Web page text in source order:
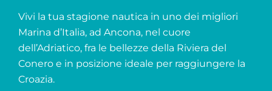
Vivi la tua stagione nautica in uno dei migliori
Marina d’Italia, ad Ancona, nel cuore
dell’Adriatico, fra le bellezze della Riviera del
Conero e in posizione ideale per raggiungere la
Croazia.